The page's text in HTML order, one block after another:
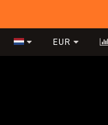
International Shipping
EUR